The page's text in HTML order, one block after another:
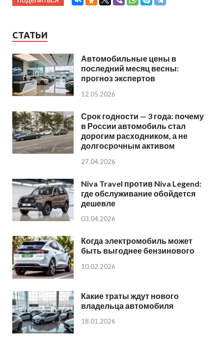
СТАТЬИ
Автомобильные цены в
последний месяц весны:
прогноз экспертов
12.05.2026
Срок годности — 3 года: почему
в России автомобиль стал
дорогим расходником, а не
долгосрочным активом
27.04.2026
Niva Travel против Niva Legend:
где обслуживание обойдется
дешевле
03.04.2026
Когда электромобиль может
быть выгоднее бензинового
10.02.2026
Какие траты ждут нового
владельца автомобиля
18.01.2026